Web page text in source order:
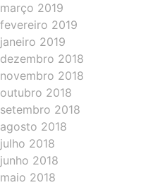
março 2019
fevereiro 2019
janeiro 2019
dezembro 2018
novembro 2018
outubro 2018
setembro 2018
agosto 2018
julho 2018
junho 2018
maio 2018